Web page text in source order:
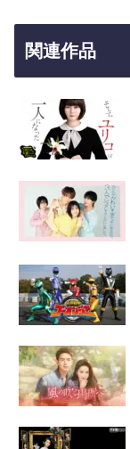
関連作品